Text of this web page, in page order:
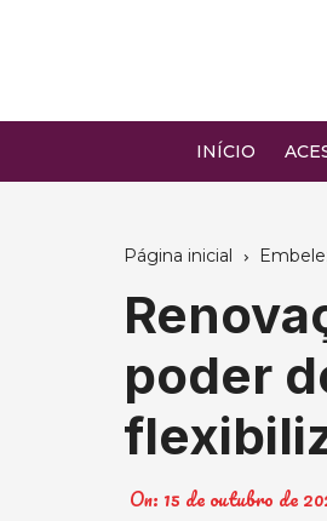
INÍCIO
Página inicial
poder
On: 15 de outubro de